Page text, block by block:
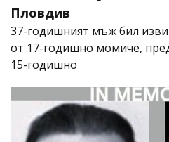
Пловдив
37-годишният мъж бил
от 17-годишно момиче,
15-годишно